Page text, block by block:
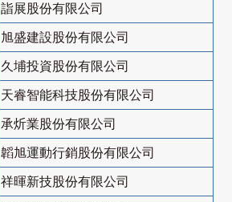
詣展股份有限公司
旭盛建設股份有限公司
久埔投資股份有限公司
天睿智能科技股份有限公司
承炘業股份有限公司
韜旭運動行銷股份有限公司
祥暉新技股份有限公司